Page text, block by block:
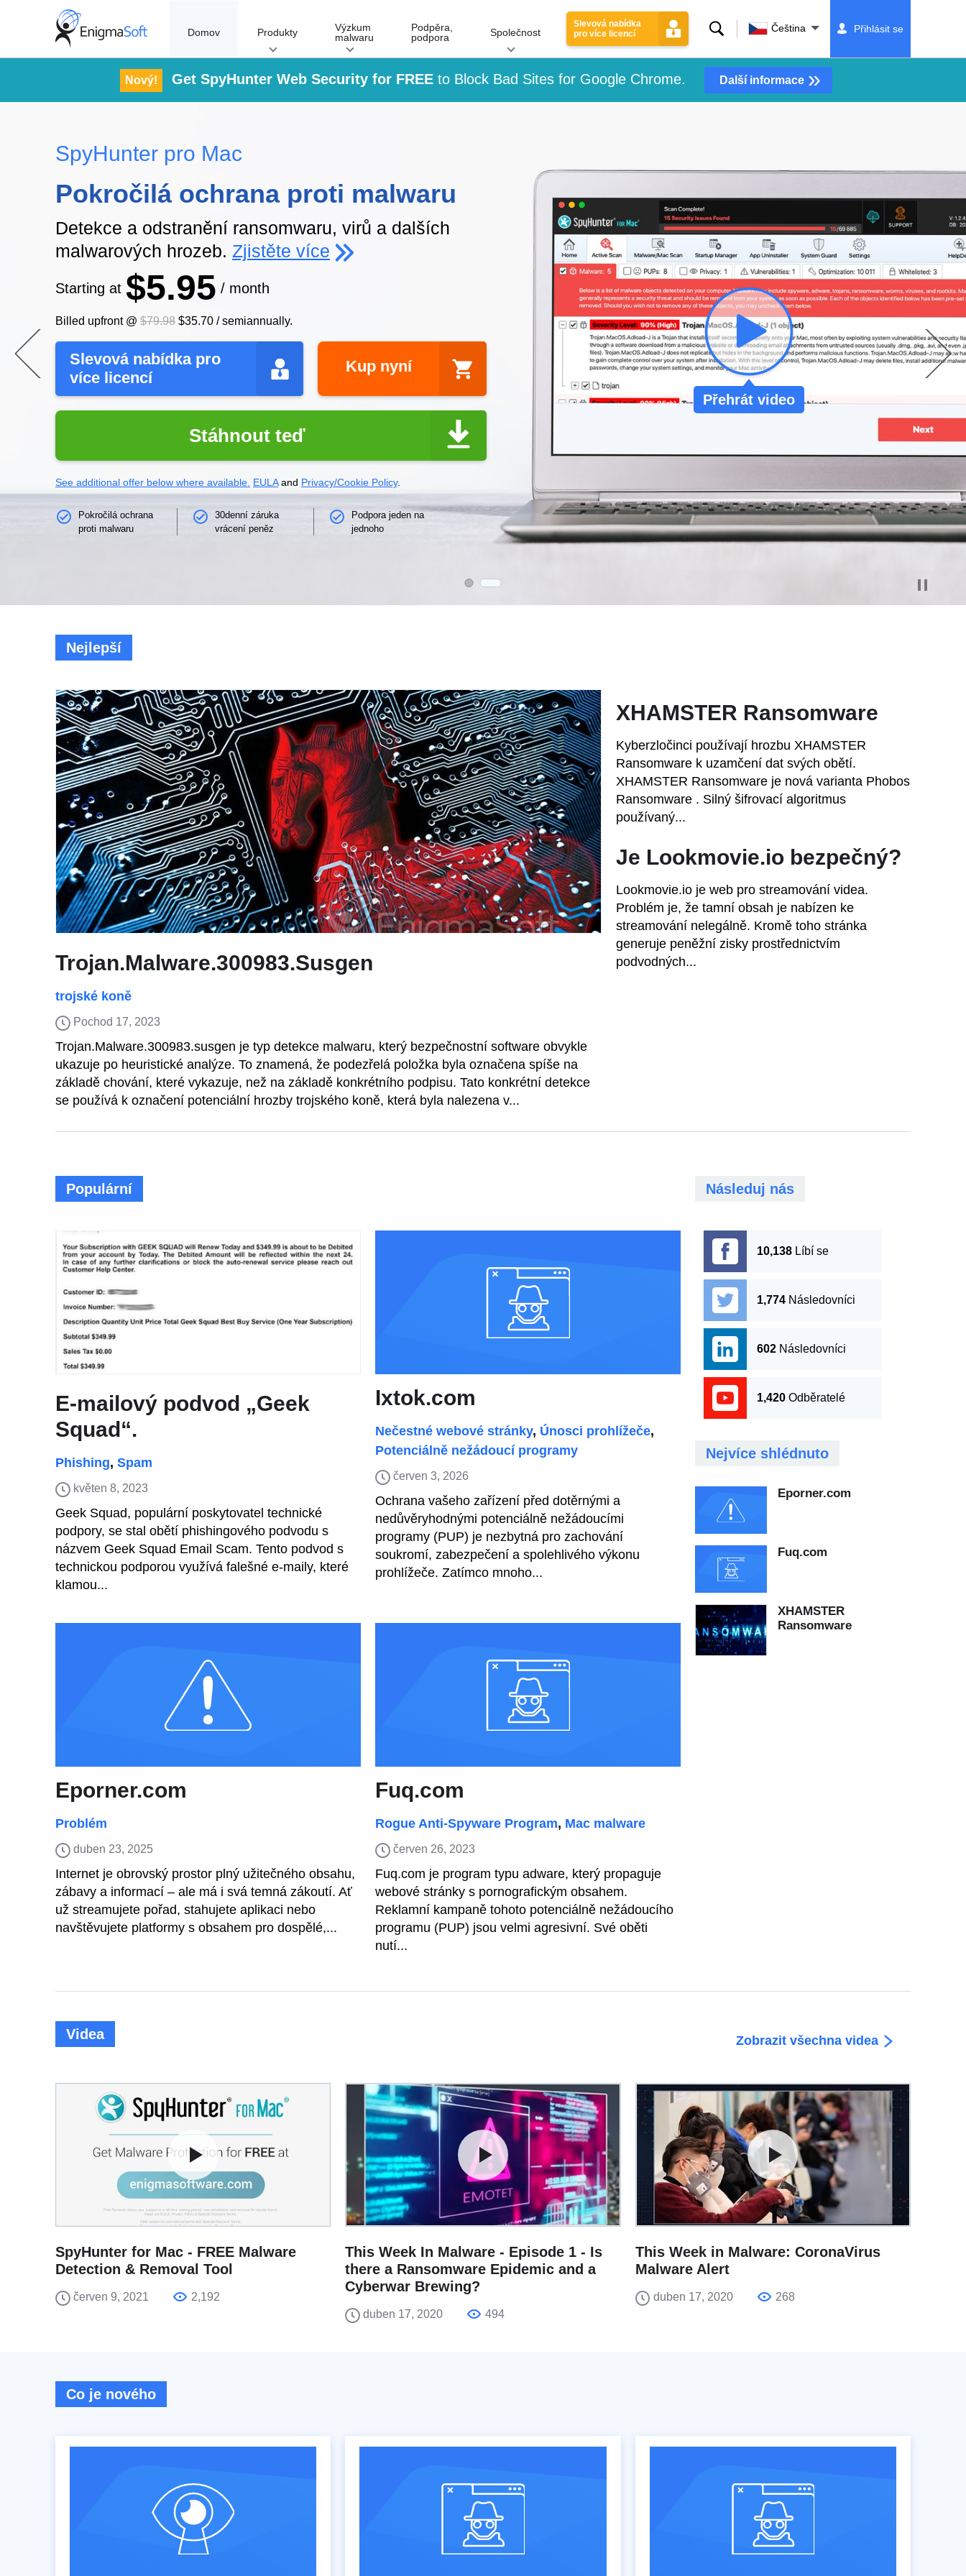
Domov Produkty
Výzkum
malwaru
Podpěra,
podpora
Společnost
Slevová nabídka
pro více licencí
VyhledáváníČeština Přihlásit se
Nový! Get SpyHunter Web Security for FREEto Block Bad Sites for Google Chrome. Další informace »
SpyHunter pro Mac
Pokročilá ochrana proti malwaru
Detekce a odstranění ransomwaru, virů a dalších
malwarových hrozeb. Zjistěte více
Starting at $5.95 / month
Billed upfront @ $79.98 $35.70 /semiannually.
Slevová nabídka pro
více licencí
Kup nyní
Stáhnout teď
See additional offer below where available. EULAand Privacy/Cookie Policy.
Pokročilá ochrana
proti malwaru
30denní záruka
vrácení peněz
Podpora jeden na
jednoho
Přehrát video
Nejlepší
Trojan.Malware.300983.Susgen
trojské koně
Pochod 17, 2023
Trojan.Malware.300983.susgen je typ detekce malwaru, který bezpečnostní software obvykle
ukazuje po heuristické analýze. To znamená, že podezřelá položka byla označena spíše na
základě chování, které vykazuje, než na základě konkrétního podpisu. Tato konkrétní detekce
se používá k označení potenciální hrozby trojského koně, která byla nalezena v...
XHAMSTER Ransomware
Kyberzločinci používají hrozbu XHAMSTER
Ransomware k uzamčení dat svých obětí.
XHAMSTER Ransomware je nová varianta Phobos
Ransomware . Silný šifrovací algoritmus
používaný...
Je Lookmovie.io bezpečný?
Lookmovie.io je web pro streamování videa.
Problém je, že tamní obsah je nabízen ke
streamování nelegálně. Kromě toho stránka
generuje peněžní zisky prostřednictvím
podvodných...
Populární
E-mailový podvod „Geek
Squad“.
Phishing, Spam
květen 8, 2023
Geek Squad, populární poskytovatel technické
podpory, se stal obětí phishingového podvodu s
názvem Geek Squad Email Scam. Tento podvod s
technickou podporou využívá falešné e-maily, které
klamou...
Ixtok.com
Nečestné webové stránky, Únosci prohlížeče,
Potenciálně nežádoucí programy
červen 3, 2026
Ochrana vašeho zařízení před dotěrnými a
nedůvěryhodnými potenciálně nežádoucími
programy (PUP) je nezbytná pro zachování
soukromí, zabezpečení a spolehlivého výkonu
prohlížeče. Zatímco mnoho...
Eporner.com
Problém
duben 23, 2025
Internet je obrovský prostor plný užitečného obsahu,
zábavy a informací – ale má i svá temná zákoutí. Ať
už streamujete pořad, stahujete aplikaci nebo
navštěvujete platformy s obsahem pro dospělé,...
Fuq.com
Rogue Anti-Spyware Program, Mac malware
červen 26, 2023
Fuq.com je program typu adware, který propaguje
webové stránky s pornografickým obsahem.
Reklamní kampaně tohoto potenciálně nežádoucího
programu (PUP) jsou velmi agresivní. Své oběti
nutí...
Následuj nás
10,138 Líbí se
1,774 Následovníci
602 Následovníci
1,420 Odběratelé
Nejvíce shlédnuto
Eporner.com
Fuq.com
XHAMSTER
Ransomware
Videa Zobrazit všechna videa
SpyHunter for Mac - FREE Malware
Detection & Removal Tool
červen 9, 2021 2,192
This Week In Malware - Episode 1 - Is
there a Ransomware Epidemic and a
Cyberwar Brewing?
duben 17, 2020 494
This Week in Malware: CoronaVirus
Malware Alert
duben 17, 2020 268
Co je nového